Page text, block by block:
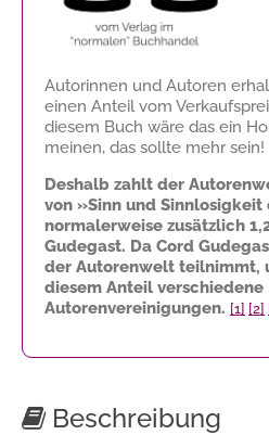
Autorinnen und Autoren
einen Anteil vom
diesem Buch wäre das ein
meinen, das sollte mehr sein!
Deshalb zahlt der
von »Sinn und
normalerweise zusätzlich
Gudegast. Da Cord
der Autorenwelt teilnimmt,
diesem Anteil verschiedene
Autorenvereinigungen. [1] [2]
Beschreibung